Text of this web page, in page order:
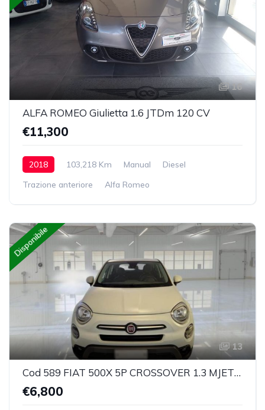
16
ALFA ROMEO Giulietta 1.6 JTDm 120 CV
€11,300
2018 103,218 Km Manual
Diesel
Trazione anteriore
Alfa Romeo
Disponibile
13
Cod 589 FIAT 500X 5P CROSSOVER 1.3 MJET 95CV 4X2 BUSINESS N 1
€6,800